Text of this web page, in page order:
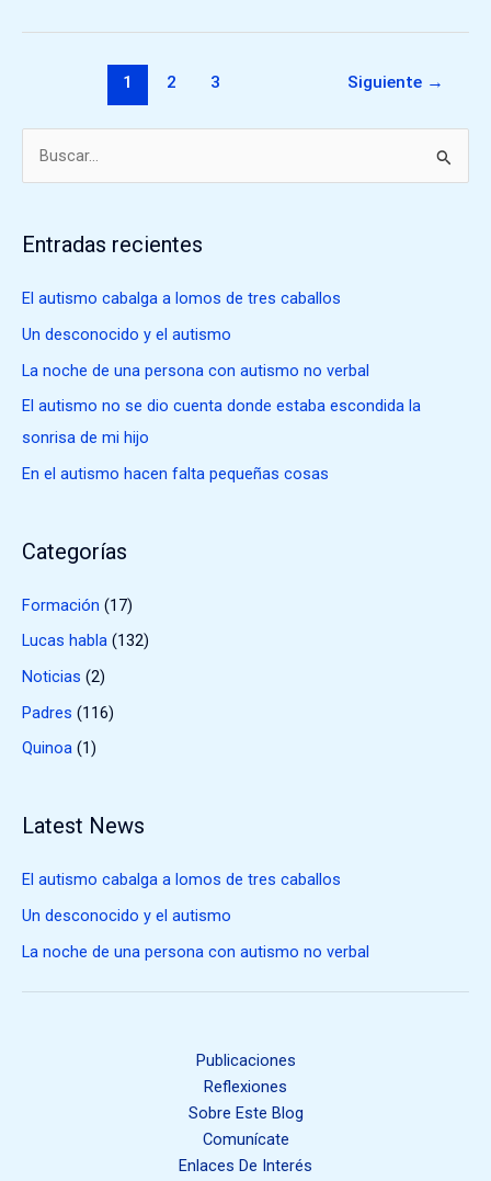
1 2 3 Siguiente →
c
a
r
:
Entradas recientes
El autismo cabalga a lomos de tres caballos
Un desconocido y el autismo
La noche de una persona con autismo no verbal
El autismo no se dio cuenta donde estaba escondida la
sonrisa de mi hijo
En el autismo hacen falta pequeñas cosas
Categorías
Formación (17)
Lucas habla (132)
Noticias (2)
Padres (116)
Quinoa (1)
Latest News
El autismo cabalga a lomos de tres caballos
Un desconocido y el autismo
La noche de una persona con autismo no verbal
Publicaciones
Reflexiones
Sobre Este Blog
Comunícate
Enlaces De Interés